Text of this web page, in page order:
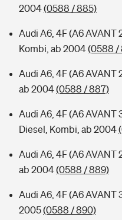
2004(0588 / 885)
Audi A6, 4F (A6 AVANT
Kombi, ab 2004(0588 /
Audi A6, 4F (A6 AVANT
ab 2004(0588 / 887)
Audi A6, 4F (A6 AVANT
Diesel, Kombi, ab 2004
Audi A6, 4F (A6 AVANT
ab 2004(0588 / 889)
Audi A6, 4F (A6 AVANT
2005(0588 / 890)